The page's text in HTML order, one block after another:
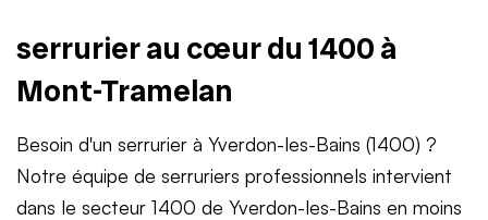
serrurier au cœur du 1400 à
Mont-Tramelan
Besoin d'un serrurier à Yverdon-les-Bains (1400) ?
Notre équipe de serruriers professionnels intervient
dans le secteur 1400 de Yverdon-les-Bains en moins